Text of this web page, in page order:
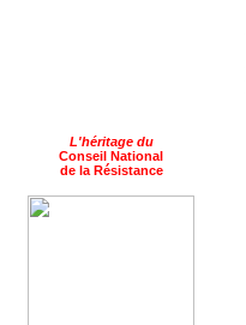
L'héritage du
Conseil National
de la Résistance